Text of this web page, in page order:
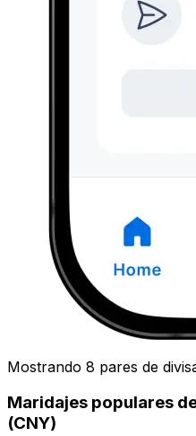
Mostrando 8 pares de
Maridajes populares
(CNY)